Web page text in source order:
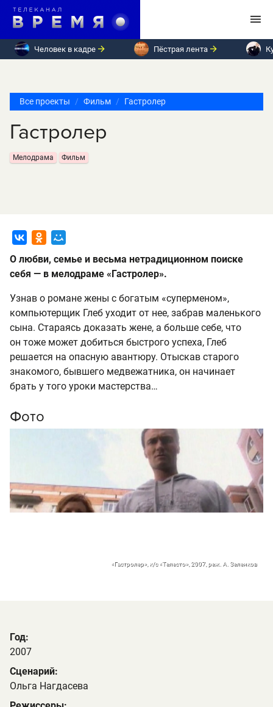
Человек в кадре Пёстрая лента
Все проекты Фильм Гастролер
Гастролер
Мелодрама Фильм
О любви, семье и весьма нетрадиционном поиске
себя — в мелодраме «Гастролер».
Узнав о романе жены с богатым «суперменом»,
компьютерщик Глеб уходит от нее, забрав маленького
сына. Стараясь доказать жене, а больше себе, что
он тоже может добиться быстрого успеха, Глеб
решается на опасную авантюру. Отыскав старого
знакомого, бывшего медвежатника, он начинает
брать у того уроки мастерства…
Фото
«Гастролер», к/с «Телесто», 2007, реж. А. Зеленков
Год:
2007
Сценарий:
Ольга Нагдасева